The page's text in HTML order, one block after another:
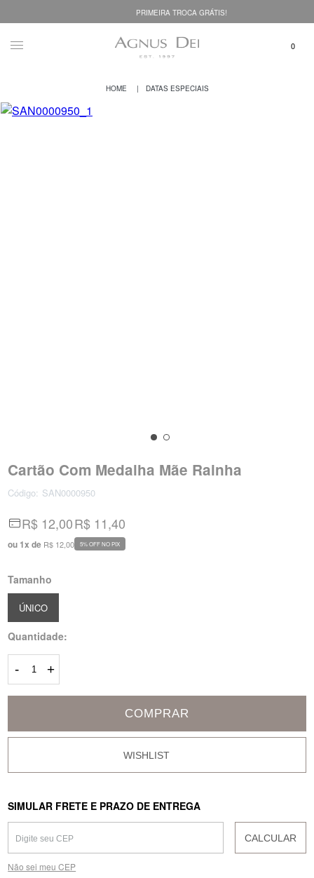
PRIMEIRA TROCA GRÁTIS!
DATAS ESPECIAIS
Cartão Com Medalha Mãe Rainha
Código: SAN0000950
R$ 12,00
ou 1x de R$ 12,00
R$ 11,40
5% OFF NO PIX
Tamanho
ÚNICO
Quantidade:
- +
COMPRAR
SIMULAR FRETE E PRAZO DE ENTREGA
CALCULAR
Não sei meu CEP